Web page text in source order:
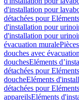
d'installation pour
détachées pour
d'installation pour
d'installation pour
évacuation murale
douches avec
douchesEléments
détachées pour
doucheEléments
détachées pour
appareilsEléments